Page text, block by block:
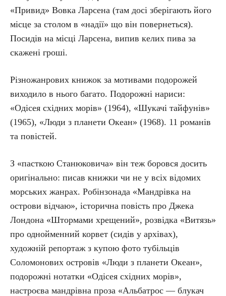
«Привид» Вовка Ларсена (там досі зберігають його
місце за столом в «надії» що він повернеться).
Посидів на місці Ларсена, випив келих пива за
скажені гроші.
Різножанрових книжок за мотивами подорожей
виходило в нього багато. Подорожні нариси:
«Одісея східних морів» (1964), «Шукачі тайфунів»
(1965), «Люди з планети Океан» (1968). 11 романів
та повістей.
З «пасткою Станюковича» він теж боровся досить
оригінально: писав книжки чи не у всіх відомих
морських жанрах. Робінзонада «Мандрівка на
острови відчаю», історична повість про Джека
Лондона «Штормами хрещений», розвідка «Витязь»
про однойменний корвет (сидів у архівах),
художній репортаж з купою фото тубільців
Соломонових островів «Люди з планети Океан»,
подорожні нотатки «Одісея східних морів»,
настроєва мандрівна проза «Альбатрос — блукач